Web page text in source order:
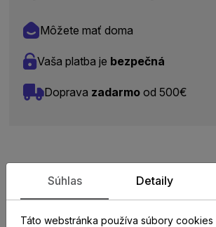
Môžete mať doma
Vaša platba je bezpečná
Doprava zadarmo od 500€
Zistite viac o vlastnostiach
produktu
Súhlas Detaily
Táto webstránka používa súbory cookies